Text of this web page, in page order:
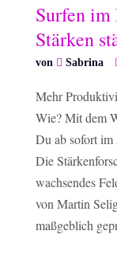
Surfen
Stärken
von Sabrina
Mehr
Wie? Mit dem
Du ab sofort im
Die
wachsendes
von Martin
maßgeblich